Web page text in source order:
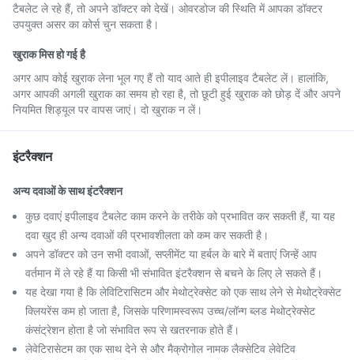
टैबलेट ले रहे हैं, तो अपने डॉक्टर को देखें। ओवरडोज की स्थिति में आपका डॉक्टर
उपयुक्त असर का कोर्स चुन सकता है।
खुराक मिस हो गई है
अगर आप कोई खुराक लेना भूल गए हैं तो याद आते ही इपीलाइव टैबलेट लें। हालांकि,
अगर आपकी अगली खुराक का समय हो रहा है, तो छूटी हुई खुराक को छोड़ दें और अपने
नियमित शिड्यूल पर वापस जाएं। दो खुराक न लें।
इंटरैक्शन
अन्य दवाओं के साथ इंटरैक्शन
कुछ दवाएं इपीलाइव टैबलेट काम करने के तरीके को प्रभावित कर सकती हैं, या यह
दवा खुद ही अन्य दवाओं की प्रभावशीलता को कम कर सकती है।
अपने डॉक्टर को उन सभी दवाओं, सप्लीमेंट या हर्बल के बारे में बताएं जिन्हें आप
वर्तमान में ले रहे हैं या किसी भी संभावित इंटरैक्शन से बचने के लिए ले सकते हैं।
यह देखा गया है कि लेविटिरासिटम और मेथोट्रेक्सेट को एक साथ लेने से मेथोट्रेक्सेट
क्लियरेंस कम हो जाता है, जिसके परिणामस्वरूप उच्च/लॉन्ग ब्लड मेथोट्रेक्सेट
कंसंट्रेशन होता है जो संभावित रूप से खतरनाक होते हैं।
लेवेटिरासेटम का एक साथ देने से और मैक्रोगोल नामक लैक्सेटिव लेवेटिव